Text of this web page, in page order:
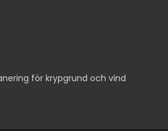
för krypgrund och vind